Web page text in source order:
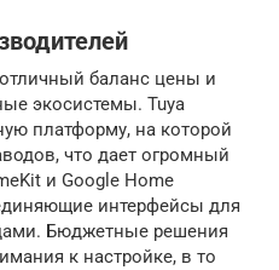
баланс цены и
экосистемы. Tuya
платформу, на которой
что дает огромный
и Google Home
интерфейсы для
Бюджетные решения
к настройке, в то